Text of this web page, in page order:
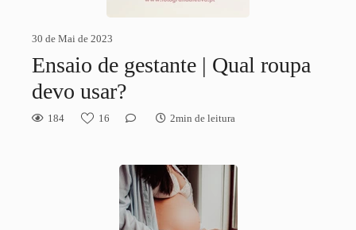
30 de Mai de 2023
Ensaio de gestante | Qual roupa
devo usar?
184 16 2min de leitura